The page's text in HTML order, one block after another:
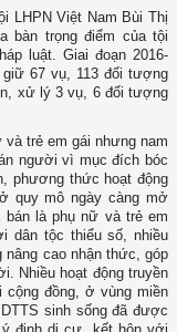
LHPN Việt Nam Bùi Thị
bàn trọng điểm của tội
luật. Giai đoạn 2016-
67 vụ, 113 đối tượng
xử lý 3 vụ, 6 đối tượng
trẻ em gái nhưng nam
người vì mục đích bóc
phương thức hoạt động
quy mô ngày càng mở
là phụ nữ và trẻ em
dân tộc thiểu số, nhiều
nâng cao nhận thức, góp
Nhiều hoạt động truyền
cộng đồng, ở vùng miền
sinh sống đã được